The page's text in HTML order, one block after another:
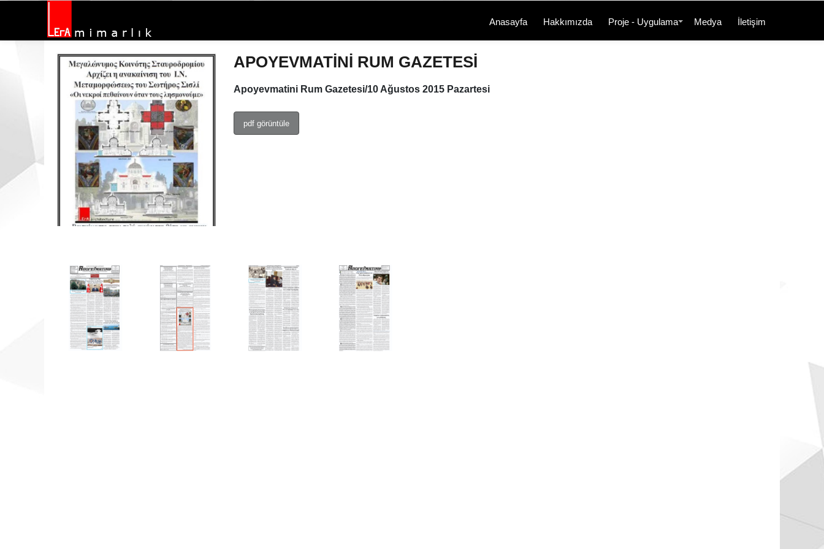
Anasayfa Hakkımızda Proje - Uygulama Medya İletişim
APOYEVMATİNİ RUM GAZETESİ
Apoyevmatini Rum Gazetesi/10 Ağustos 2015 Pazartesi
pdf görüntüle